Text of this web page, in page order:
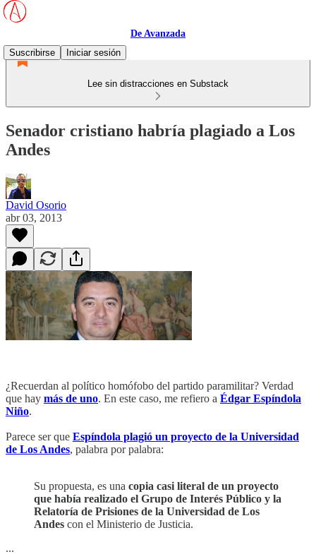
De Avanzada
Suscribirse
Iniciar sesión
Lee sin distracciones en Substack
Senador cristiano habría plagiado a Los
Andes
David Osorio
abr 03, 2013
¿Recuerdan al político homófobo del partido paramilitar? Verdad
que hay más de uno. En este caso, me refiero a Édgar Espíndola
Niño.
Parece ser que Espíndola plagió un proyecto de la Universidad
de Los Andes, palabra por palabra:
Su propuesta, es una copia casi literal de un proyecto
que había realizado el Grupo de Interés Público y la
Relatoría de Prisiones de la Universidad de Los
Andes con el Ministerio de Justicia.
...